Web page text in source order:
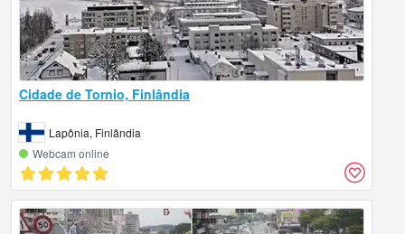
Cidade de Tornio, Finlândia
Lapônia, Finlândia
Webcam online